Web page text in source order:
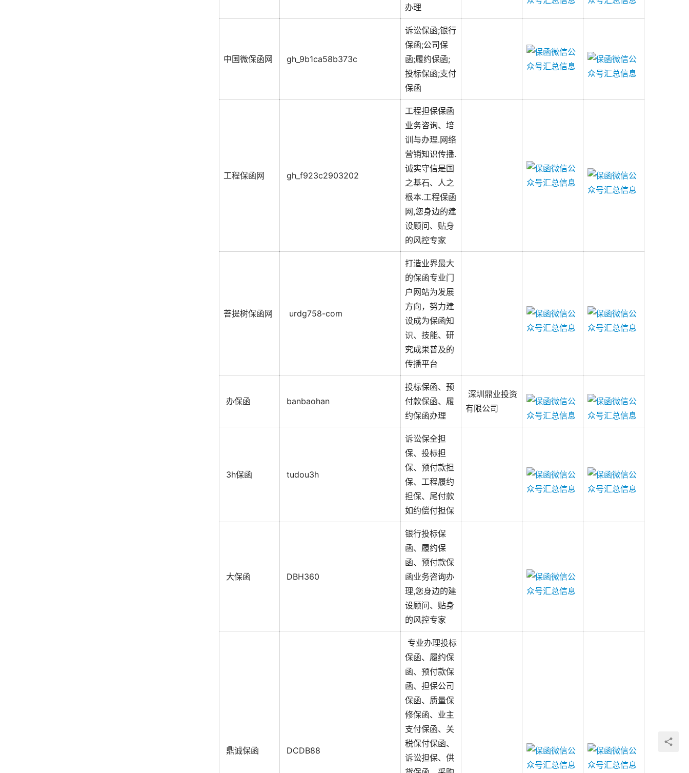
办理
中国微保函网 gh_9b1ca58b373c
诉讼保函;银行
保函;公司保
函;履约保函;
投标保函;支付
保函
工程保函网 gh_f923c2903202
工程担保保函
业务咨询、培
训与办理.网络
营销知识传播.
诚实守信是国
之基石、人之
根本.工程保函
网,您身边的建
设顾问、贴身
的风控专家
菩提树保函网 urdg758-com
打造业界最大
的保函专业门
户网站为发展
方向，努力建
设成为保函知
识、技能、研
究成果普及的
传播平台
办保函 banbaohan
投标保函、预
付款保函、履
约保函办理
深圳鼎业投资
有限公司
3h保函 tudou3h
诉讼保全担
保、投标担
保、预付款担
保、工程履约
担保、尾付款
如约偿付担保
大保函 DBH360
银行投标保
函、履约保
函、预付款保
函业务咨询办
理,您身边的建
设顾问、贴身
的风控专家
鼎诚保函 DCDB88
专业办理投标
保函、履约保
函、预付款保
函、担保公司
保函、质量保
修保函、业主
支付保函、关
税保付保函、
诉讼担保、供